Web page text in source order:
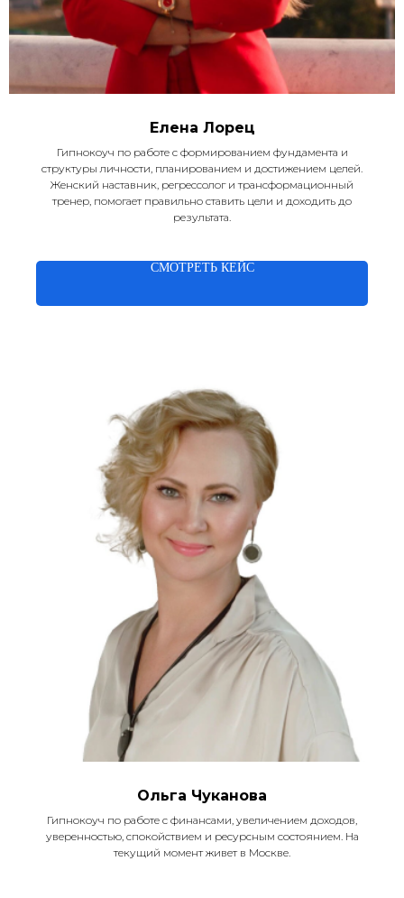
Елена Лорец
Гипнокоуч по работе с формированием фундамента и
структуры личности, планированием и достижением целей.
Женский наставник, регрессолог и трансформационный
тренер, помогает правильно ставить цели и доходить до
результата.
СМОТРЕТЬ КЕЙС
Ольга Чуканова
Гипнокоуч по работе с финансами, увеличением доходов,
уверенностью, спокойствием и ресурсным состоянием. На
текущий момент живет в Москве.